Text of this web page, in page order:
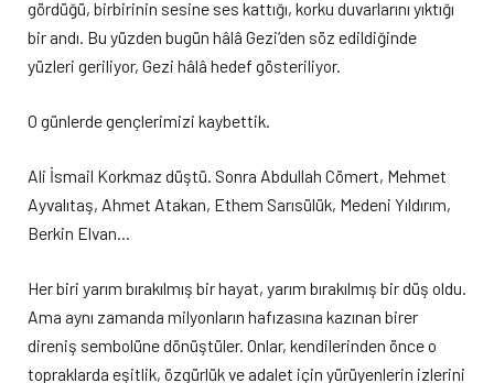
gördüğü, birbirinin sesine ses kattığı, korku duvarlarını yıktığı
bir andı. Bu yüzden bugün hâlâ Gezi’den söz edildiğinde
yüzleri geriliyor, Gezi hâlâ hedef gösteriliyor.
O günlerde gençlerimizi kaybettik.
Ali İsmail Korkmaz düştü. Sonra Abdullah Cömert, Mehmet
Ayvalıtaş, Ahmet Atakan, Ethem Sarısülük, Medeni Yıldırım,
Berkin Elvan…
Her biri yarım bırakılmış bir hayat, yarım bırakılmış bir düş oldu.
Ama aynı zamanda milyonların hafızasına kazınan birer
direniş sembolüne dönüştüler. Onlar, kendilerinden önce o
topraklarda eşitlik, özgürlük ve adalet için yürüyenlerin izlerini